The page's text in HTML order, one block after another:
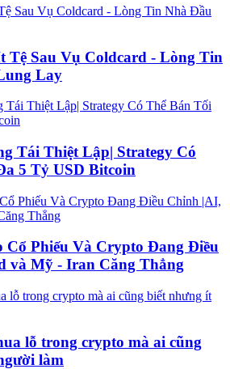
Tệ Sau Vụ Coldcard - Lòng Tin
Lay
Tái Thiệt Lập| Strategy Có
5 Tỷ USD Bitcoin
Phiếu Và Crypto Đang Điều
và Mỹ - Iran Căng Thẳng
lỗ trong crypto mà ai cũng
làm